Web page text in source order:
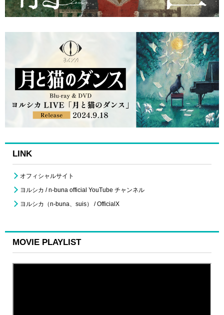
LINK
オフィシャルサイト
ヨルシカ / n-buna official YouTube チャンネル
ヨルシカ（n-buna、suis） / OfficialX
MOVIE PLAYLIST